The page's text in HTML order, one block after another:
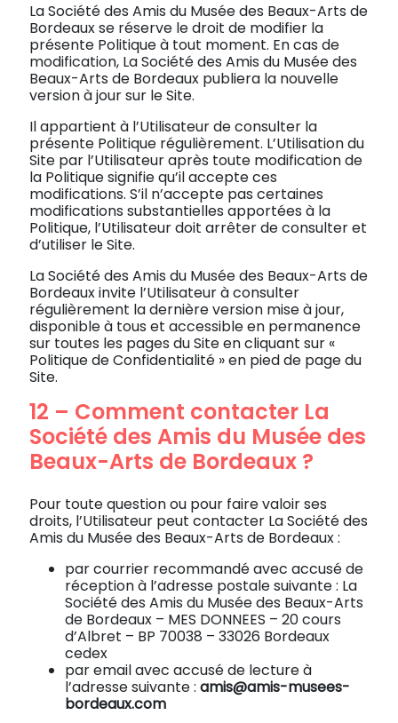
La Société des Amis du Musée des Beaux-Arts de
Bordeaux se réserve le droit de modifier la
présente Politique à tout moment. En cas de
modification, La Société des Amis du Musée des
Beaux-Arts de Bordeaux publiera la nouvelle
version à jour sur le Site.
Il appartient à l’Utilisateur de consulter la
présente Politique régulièrement. L’Utilisation du
Site par l’Utilisateur après toute modification de
la Politique signifie qu’il accepte ces
modifications. S’il n’accepte pas certaines
modifications substantielles apportées à la
Politique, l’Utilisateur doit arrêter de consulter et
d’utiliser le Site.
La Société des Amis du Musée des Beaux-Arts de
Bordeaux invite l’Utilisateur à consulter
régulièrement la dernière version mise à jour,
disponible à tous et accessible en permanence
sur toutes les pages du Site en cliquant sur «
Politique de Confidentialité » en pied de page du
Site.
12 – Comment contacter La
Société des Amis du Musée des
Beaux-Arts de Bordeaux ?
Pour toute question ou pour faire valoir ses
droits, l’Utilisateur peut contacter La Société des
Amis du Musée des Beaux-Arts de Bordeaux :
par courrier recommandé avec accusé de
réception à l’adresse postale suivante : La
Société des Amis du Musée des Beaux-Arts
de Bordeaux – MES DONNEES – 20 cours
d’Albret – BP 70038 – 33026 Bordeaux
cedex
par email avec accusé de lecture à
l’adresse suivante : amis@amis-musees-
bordeaux.com